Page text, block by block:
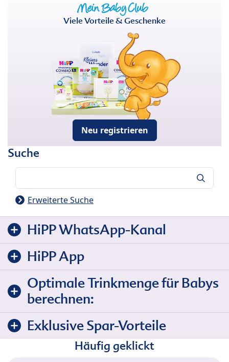
Viele Vorteile & Geschenke
Neu registrieren
Suche
Erweiterte Suche
HiPP WhatsApp-Kanal
HiPP App
Optimale Trinkmenge für Babys
berechnen:
Exklusive Spar-Vorteile
Häufig geklickt